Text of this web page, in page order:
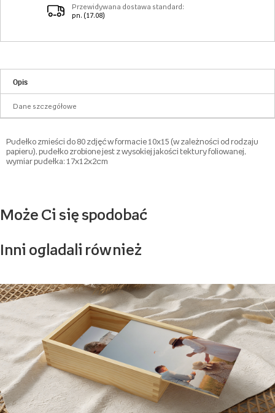
Przewidywana dostawa standard:
pn. (17.08)
Opis
Dane szczegółowe
Pudełko zmieści do 80 zdjęć w formacie 10x15 (w zależności od rodzaju
papieru), pudełko zrobione jest z wysokiej jakości tektury foliowanej,
wymiar pudełka: 17x12x2cm
Może Ci się spodobać
Inni ogladali również